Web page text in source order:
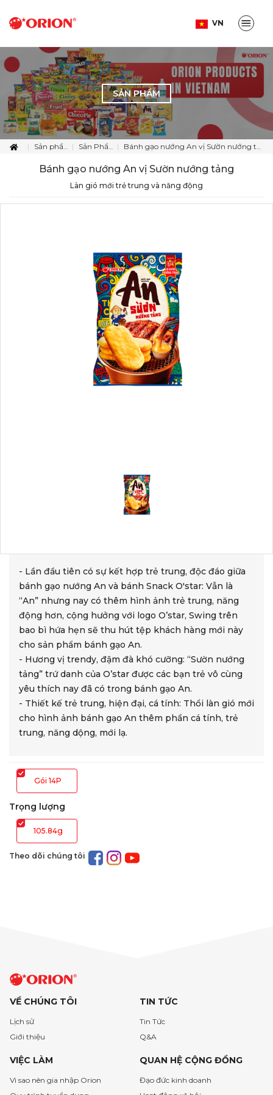
VN
SẢN PHẨM
Sản phẩm Sản Phẩm Bánh gạo nướng An vị Sườn nướng tảng
Bánh gạo nướng An vị Sườn nướng tảng
Làn gió mới trẻ trung và năng động
- Lần đầu tiên có sự kết hợp trẻ trung, độc đáo giữa
bánh gạo nướng An và bánh Snack O'star: Vẫn là
“An” nhưng nay có thêm hình ảnh trẻ trung, năng
động hơn, cộng hưởng với logo O’star, Swing trên
bao bì hứa hẹn sẽ thu hút tệp khách hàng mới này
cho sản phẩm bánh gạo An.
- Hương vị trendy, đậm đà khó cưỡng: “Sườn nướng
tảng” trứ danh của O’star được các bạn trẻ vô cùng
yêu thích nay đã có trong bánh gạo An.
- Thiết kế trẻ trung, hiện đại, cá tính: Thổi làn gió mới
cho hình ảnh bánh gạo An thêm phần cá tính, trẻ
trung, năng dộng, mới lạ.
Gói 14P
Trọng lượng
105.84g
Theo dõi chúng tôi
VỀ CHÚNG TÔI
Lịch sử
Giới thiệu
TIN TỨC
Tin Tức
Q&A
VIỆC LÀM
Vì sao nên gia nhập Orion
QUAN HỆ CỘNG ĐỒNG
Đạo đức kinh doanh